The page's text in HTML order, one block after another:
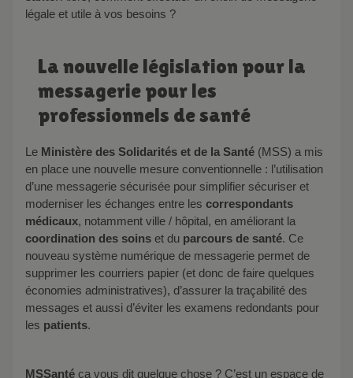
légale et utile à vos besoins ?
La nouvelle législation pour la
messagerie pour les
professionnels de santé
Le Ministère des Solidarités et de la Santé (MSS) a mis
en place une nouvelle mesure conventionnelle : l’utilisation
d’une messagerie sécurisée pour simplifier sécuriser et
moderniser les échanges entre les correspondants
médicaux, notamment ville / hôpital, en améliorant la
coordination des soins et du parcours de santé. Ce
nouveau système numérique de messagerie permet de
supprimer les courriers papier (et donc de faire quelques
économies administratives), d’assurer la traçabilité des
messages et aussi d’éviter les examens redondants pour
les patients.
MSSanté ça vous dit quelque chose ? C’est un espace de